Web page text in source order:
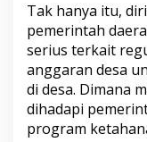
Tak hanya itu,
pemerintah
serius terkait
anggaran desa
di desa. Dimana
dihadapi
program